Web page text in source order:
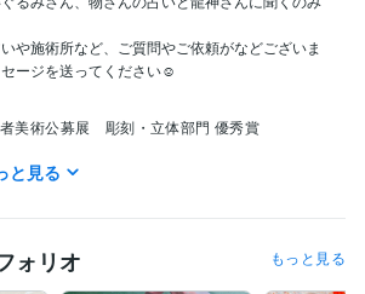
や施術所など、ご質問やご依頼がなどございま
ージを送ってください☺️
美術公募展　彫刻・立体部門 優秀賞
ールSAI:15年
と見る
ォリオ もっと見る